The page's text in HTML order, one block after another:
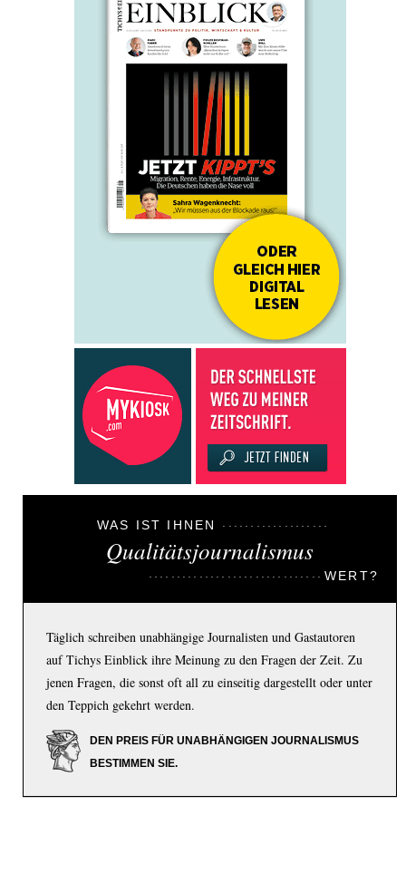
WAS IST IHNEN
Qualitätsjournalismus
WERT?
Täglich schreiben unabhängige Journalisten und Gastautoren
auf Tichys Einblick ihre Meinung zu den Fragen der Zeit. Zu
jenen Fragen, die sonst oft all zu einseitig dargestellt oder unter
den Teppich gekehrt werden.
DEN PREIS FÜR UNABHÄNGIGEN JOURNALISMUS
BESTIMMEN SIE.